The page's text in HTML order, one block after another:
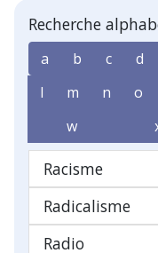
Recherche
a b c d
l
m n o
w
Racisme
Radicalisme
Radio